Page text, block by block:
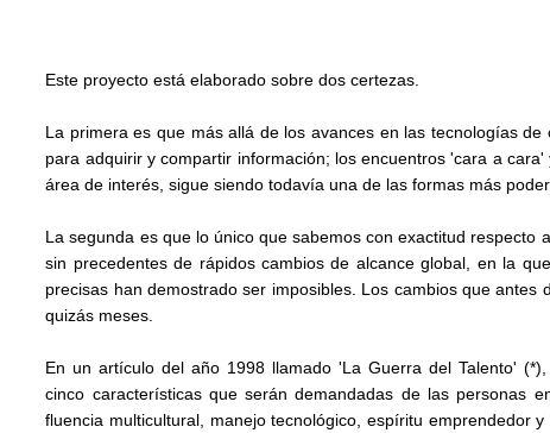
Este proyecto está elaborado sobre dos certezas.
La primera es que más allá de los avances en las tecnologías
para adquirir y compartir información; los encuentros 'cara a
área de interés, sigue siendo todavía una de las formas más
La segunda es que lo único que sabemos con exactitud
sin precedentes de rápidos cambios de alcance global, en la
precisas han demostrado ser imposibles. Los cambios que
quizás meses.
En un artículo del año 1998 llamado 'La Guerra del Talento'
cinco características que serán demandadas de las personas
fluencia multicultural, manejo tecnológico, espíritu emprendedor